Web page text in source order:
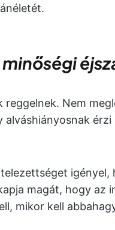
reggelnek. Nem
igényel,
magát, hogy az
mikor kell